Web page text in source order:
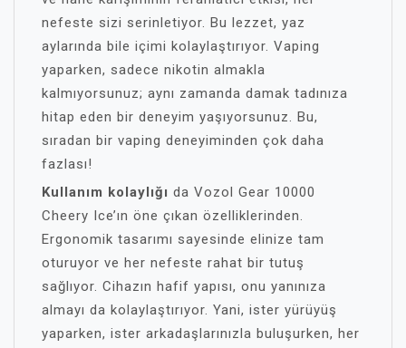
nefeste sizi serinletiyor. Bu lezzet, yaz
aylarında bile içimi kolaylaştırıyor. Vaping
yaparken, sadece nikotin almakla
kalmıyorsunuz; aynı zamanda damak tadınıza
hitap eden bir deneyim yaşıyorsunuz. Bu,
sıradan bir vaping deneyiminden çok daha
fazlası!
Kullanım kolaylığı da Vozol Gear 10000
Cheery Ice’ın öne çıkan özelliklerinden.
Ergonomik tasarımı sayesinde elinize tam
oturuyor ve her nefeste rahat bir tutuş
sağlıyor. Cihazın hafif yapısı, onu yanınıza
almayı da kolaylaştırıyor. Yani, ister yürüyüş
yaparken, ister arkadaşlarınızla buluşurken, her